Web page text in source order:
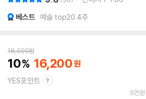
베스트 예술 top20 4주
18,000원
10 16,200
YES포인트
5만